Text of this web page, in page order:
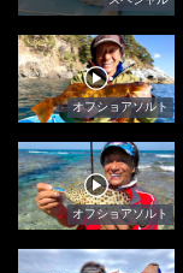
オフショアソルト
オフショアソルト